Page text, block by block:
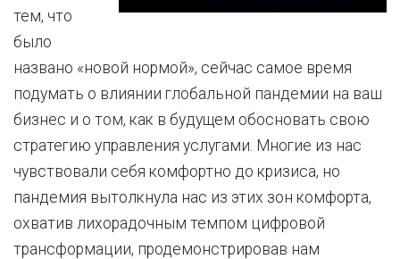
тем, что
было
названо «новой нормой», сейчас самое время
подумать о влиянии глобальной пандемии на ваш
бизнес и о том, как в будущем обосновать свою
стратегию управления услугами. Многие из нас
чувствовали себя комфортно до кризиса, но
пандемия вытолкнула нас из этих зон комфорта,
охватив лихорадочным темпом цифровой
трансформации, продемонстрировав нам